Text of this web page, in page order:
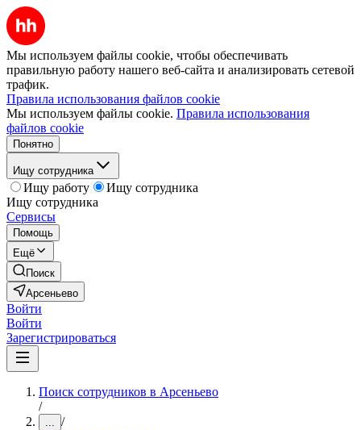
Мы используем файлы cookie, чтобы обеспечивать
правильную работу нашего веб-сайта и анализировать сетевой
трафик.
Правила использования файлов cookie
Мы используем файлы cookie. Правила использования
файлов cookie
Понятно
Ищу сотрудника
Ищу работу
Ищу сотрудника
Ищу сотрудника
Сервисы
Помощь
Ещё
Поиск
Арсеньево
Войти
Войти
Зарегистрироваться
Поиск сотрудников в Арсеньево
/
... /